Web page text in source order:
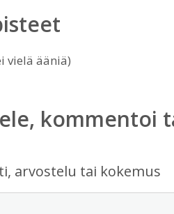
vielä ääniä)
kommentoi
arvostelu tai kokemus